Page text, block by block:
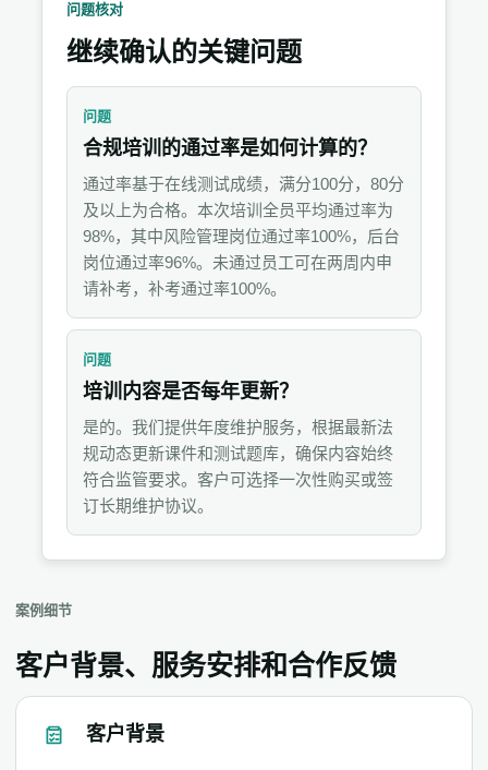
问题核对
继续确认的关键问题
问题
合规培训的通过率是如何计算的？
通过率基于在线测试成绩，满分100分，80分
及以上为合格。本次培训全员平均通过率为
98%，其中风险管理岗位通过率100%，后台
岗位通过率96%。未通过员工可在两周内申
请补考，补考通过率100%。
问题
培训内容是否每年更新？
是的。我们提供年度维护服务，根据最新法
规动态更新课件和测试题库，确保内容始终
符合监管要求。客户可选择一次性购买或签
订长期维护协议。
案例细节
客户背景、服务安排和合作反馈
客户背景